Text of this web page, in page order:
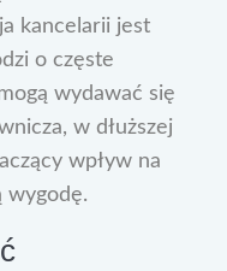
kancelarii jest
o częste
wydawać się
w dłuższej
wpływ na
wygodę.